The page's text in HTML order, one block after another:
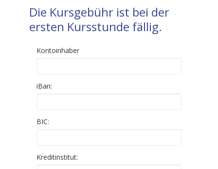
Die Kursgebühr ist bei der
ersten Kursstunde fällig.
Kontoinhaber
iBan:
BIC:
Kreditinstitut: